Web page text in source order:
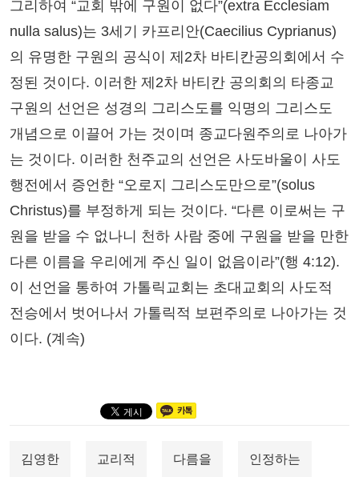
그리하여 “교회 밖에 구원이 없다”(extra Ecclesiam
nulla salus)는 3세기 카프리안(Caecilius Cyprianus)
의 유명한 구원의 공식이 제2차 바티칸공의회에서 수
정된 것이다. 이러한 제2차 바티칸 공의회의 타종교
구원의 선언은 성경의 그리스도를 익명의 그리스도
개념으로 이끌어 가는 것이며 종교다원주의로 나아가
는 것이다. 이러한 천주교의 선언은 사도바울이 사도
행전에서 증언한 “오로지 그리스도만으로”(solus
Christus)를 부정하게 되는 것이다. “다른 이로써는 구
원을 받을 수 없나니 천하 사람 중에 구원을 받을 만한
다른 이름을 우리에게 주신 일이 없음이라”(행 4:12).
이 선언을 통하여 가톨릭교회는 초대교회의 사도적
전승에서 벗어나서 가톨릭적 보편주의로 나아가는 것
이다. (계속)
김영한 교리적 다름을 인정하는